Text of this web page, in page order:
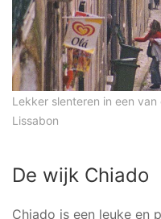
Lekker slenteren in een
Lissabon
De wijk Chiado
Chiado is een leuke en